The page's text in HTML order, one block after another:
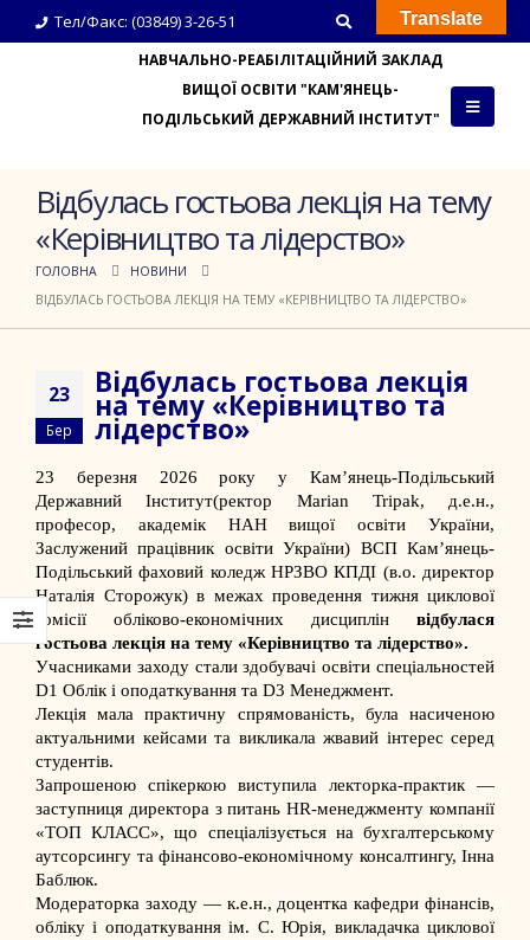
Тел/Факс: (03849) 3-26-51
НАВЧАЛЬНО-РЕАБІЛІТАЦІЙНИЙ ЗАКЛАД
ВИЩОЇ ОСВІТИ "КАМ'ЯНЕЦЬ-
ПОДІЛЬСЬКИЙ ДЕРЖАВНИЙ ІНСТИТУТ"
Відбулась гостьова лекція на тему
«Керівництво та лідерство»
ГОЛОВНА
НОВИНИ
ВІДБУЛАСЬ ГОСТЬОВА ЛЕКЦІЯ НА ТЕМУ «КЕРІВНИЦТВО ТА ЛІДЕРСТВО»
23
Бер
Відбулась гостьова лекція
на тему «Керівництво та
лідерство»
23 березня 2026 року у Кам’янець-Подільський
Державний Інститут(ректор Marian Tripak, д.е.н.,
професор, академік НАН вищої освіти України,
Заслужений працівник освіти України) ВСП Кам’янець-
Подільський фаховий коледж НРЗВО КПДІ (в.о. директор
Наталія Сторожук) в межах проведення тижня циклової
комісії обліково-економічних дисциплін відбулася
гостьова лекція на тему «Керівництво та лідерство».
Учасниками заходу стали здобувачі освіти спеціальностей
D1 Облік і оподаткування та D3 Менеджмент.
Лекція мала практичну спрямованість, була насиченою
актуальними кейсами та викликала жвавий інтерес серед
студентів.
Запрошеною спікеркою виступила лекторка-практик —
заступниця директора з питань HR-менеджменту компанії
«ТОП КЛАСС», що спеціалізується на бухгалтерському
аутсорсингу та фінансово-економічному консалтингу, Інна
Баблюк.
Модераторка заходу — к.е.н., доцентка кафедри фінансів,
обліку і оподаткування ім. С. Юрія, викладачка циклової
Translate